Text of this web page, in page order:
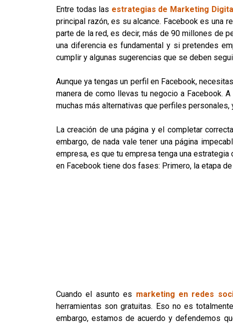
Entre todas las estrategias de Marketing
principal razón, es su alcance. Facebook es una
parte de la red, es decir, más de 90 millones de
una diferencia es fundamental y si pretendes
cumplir y algunas sugerencias que se deben
Aunque ya tengas un perfil en Facebook,
manera de como llevas tu negocio a Facebook.
muchas más alternativas que perfiles personales,
La creación de una página y el completar
embargo, de nada vale tener una página
empresa, es que tu empresa tenga una estrategia
en Facebook tiene dos fases: Primero, la etapa
Cuando el asunto es marketing en redes
herramientas son gratuitas. Eso no es
embargo, estamos de acuerdo y defendemos